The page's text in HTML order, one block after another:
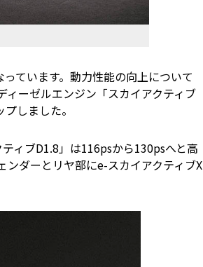
ています。動力性能の向上について
ィーゼルエンジン「スカイアクティブ
しました。
ィブD1.8」は116psから130psへと高
ンダーとリヤ部にe-スカイアクティブX